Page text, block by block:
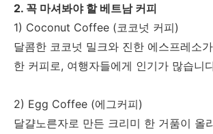
2. 꼭 마셔봐야 할 베트남 커피
1) Coconut Coffee (코코넛 커피)
달콤한 코코넛 밀크와 진한 에스프레소
한 커피로, 여행자들에게 인기가 많습니
2) Egg Coffee (에그커피)
달걀노른자로 만든 크리미 한 거품이 올